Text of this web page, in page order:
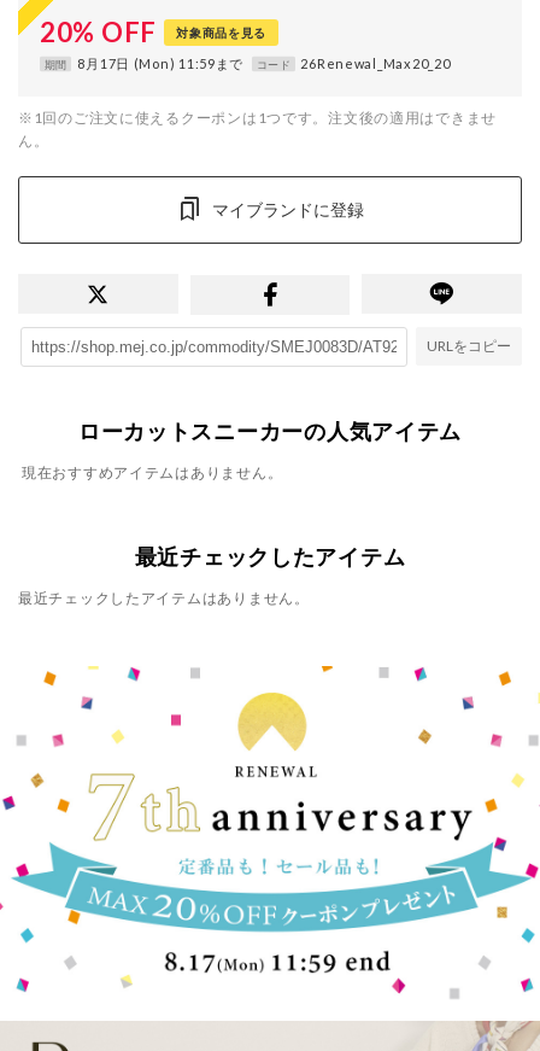
20% OFF 対象商品を見る
期間 8月17日 (Mon) 11:59まで コード 26Renewal_Max20_20
※1回のご注文に使えるクーポンは1つです。注文後の適用はできませ
ん。
マイブランドに登録
URLをコピー
ローカットスニーカーの人気アイテム
現在おすすめアイテムはありません。
最近チェックしたアイテム
最近チェックしたアイテムはありません。